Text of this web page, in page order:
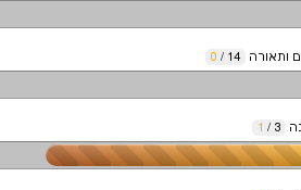
ותאורה 14
/
0
3
/
1